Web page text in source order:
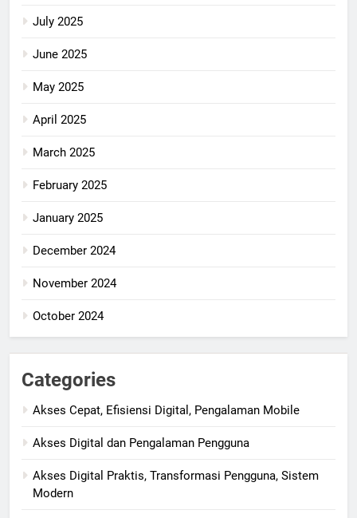
July 2025
June 2025
May 2025
April 2025
March 2025
February 2025
January 2025
December 2024
November 2024
October 2024
Categories
Akses Cepat, Efisiensi Digital, Pengalaman Mobile
Akses Digital dan Pengalaman Pengguna
Akses Digital Praktis, Transformasi Pengguna, Sistem
Modern